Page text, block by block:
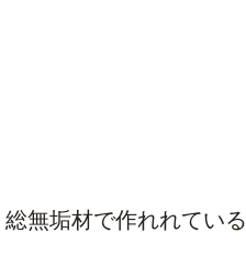
総無垢材で作れれている